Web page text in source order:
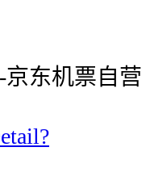
京东机票自营